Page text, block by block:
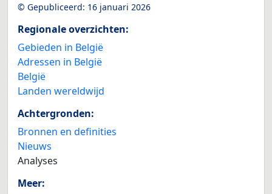
© Gepubliceerd: 16 januari 2026
Regionale overzichten:
Gebieden in België
Adressen in België
België
Landen wereldwijd
Achtergronden:
Bronnen en definities
Nieuws
Analyses
Meer: